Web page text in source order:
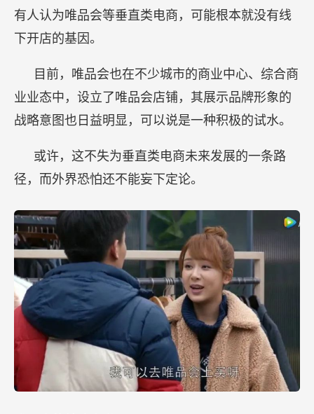
有人认为唯品会等垂直类电商，可能根本就没有线
下开店的基因。
目前，唯品会也在不少城市的商业中心、综合商
业业态中，设立了唯品会店铺，其展示品牌形象的
战略意图也日益明显，可以说是一种积极的试水。
或许，这不失为垂直类电商未来发展的一条路
径，而外界恐怕还不能妄下定论。